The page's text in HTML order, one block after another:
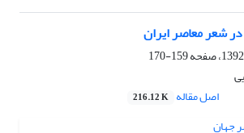
شعر معاصر ایران
159-170
اصل مقاله 216.12 K